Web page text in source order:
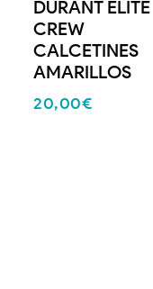
DURANT ELITE
CREW
CALCETINES
AMARILLOS
20,00€